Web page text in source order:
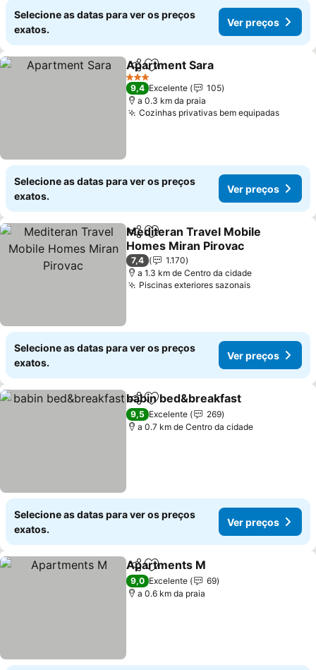
Selecione as datas para ver os preços
exatos.
Ver preços
PartilharAdicionar aos favoritos
Apartment Sara
3 Estrelas
9,4 Excelente
105
a 0.3 km da praia
Cozinhas privativas bem equipadasVer
Selecione as datas para ver os preços
exatos.
Ver preços
PartilharAdicionar aos favoritos
Mediteran Travel Mobile
Homes Miran Pirovac
Ver preços
7,4
1.170
a 1.3 km de Centro da cidade
Piscinas exteriores sazonaisVer preços
Selecione as datas para ver os preços
exatos.
Ver preços
PartilharAdicionar aos favoritos
babin bed&breakfast
9,5 Excelente
269
a 0.7 km de Centro da cidade
Selecione as datas para ver os preços
exatos.
Ver preços
PartilharAdicionar aos favoritos
Apartments M
9,0 Excelente
69
a 0.6 km da praia